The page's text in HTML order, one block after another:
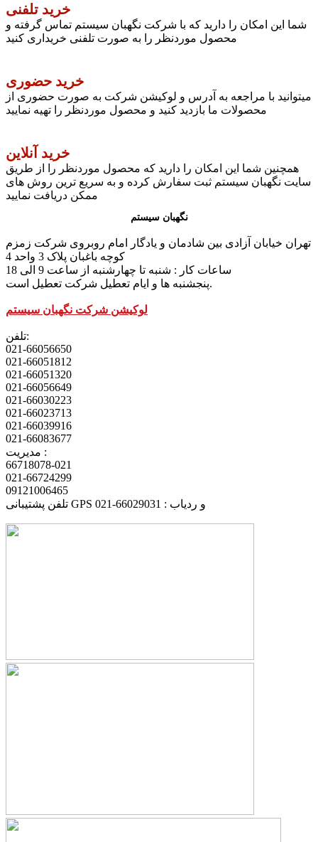
خرید تلفنی
شما این امکان را دارید که با شرکت نگهبان سیستم تماس گرفته و
محصول موردنظر را به صورت تلفنی خریداری کنید
خرید حضوری
میتوانید با مراجعه به آدرس و لوکیشن شرکت به صورت حضوری از
محصولات ما بازدید کنید و محصول موردنظر را تهیه نمایید
خرید آنلاین
همچنین شما این امکان را دارید که محصول موردنظر را از طریق
سایت نگهبان سیستم ثبت سفارش کرده و به سریع ترین روش های
ممکن دریافت نمایید
نگهبان سیستم
تهران خیابان آزادی بین شادمان و یادگار امام روبروی شرکت زمزم
کوچه باغبان پلاک 3 واحد 4
پنجشنبه ها و ایام تعطیل شرکت تعطیل است.
لوکیشن شرکت نگهبان سیستم
تلفن:
021-66056650
021-66051812
021-66051320
021-66056649
021-66030223
021-66023713
021-66039916
021-66083677
مدیریت :
66718078-021
021-66724299
09121006465
تلفن پشتیبانی GPS و ردیاب : 66029031-021